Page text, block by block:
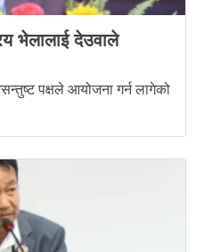
भेलालाई देउवाले
पक्षले आयोजना गर्न लागेको